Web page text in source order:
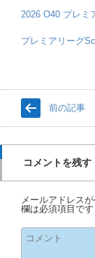
2026 O40 プレミ
プレミアリーグ
前の記事
コメントを残す
メールアドレス
欄は必須項目です